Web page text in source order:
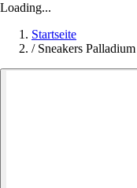
Loading...
Startseite
/ Sneakers